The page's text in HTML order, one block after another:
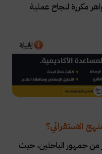
مكررة لنجاح عملية
الاستقرائي؟
من جمهور الباحثين، حيث